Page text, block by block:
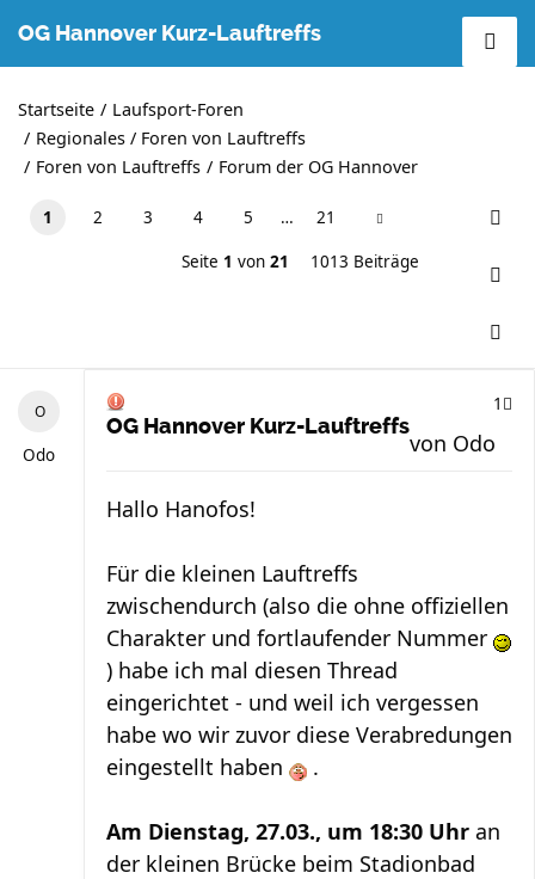
OG Hannover Kurz-Lauftreffs
Startseite
Laufsport-Foren
Regionales / Foren von Lauftreffs
Foren von Lauftreffs
Forum der OG Hannover
1 2 3 4 5 … 21
Seite 1 von 21 1013 Beiträge
Odo
OG Hannover Kurz-Lauftreffs
1
von Odo
Hallo Hanofos!
Für die kleinen Lauftreffs
zwischendurch (also die ohne offiziellen
Charakter und fortlaufender Nummer
) habe ich mal diesen Thread
eingerichtet - und weil ich vergessen
habe wo wir zuvor diese Verabredungen
eingestellt haben
.
Am Dienstag, 27.03., um 18:30 Uhr an
der kleinen Brücke beim Stadionbad